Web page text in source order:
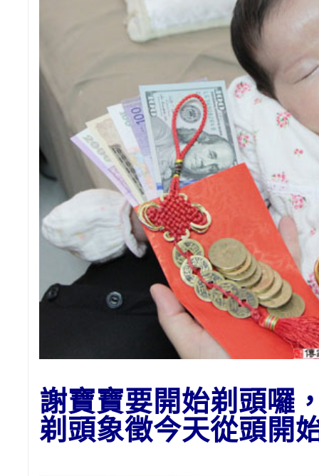
謝寶寶要開始剃頭囉
剃頭象徵今天從頭開